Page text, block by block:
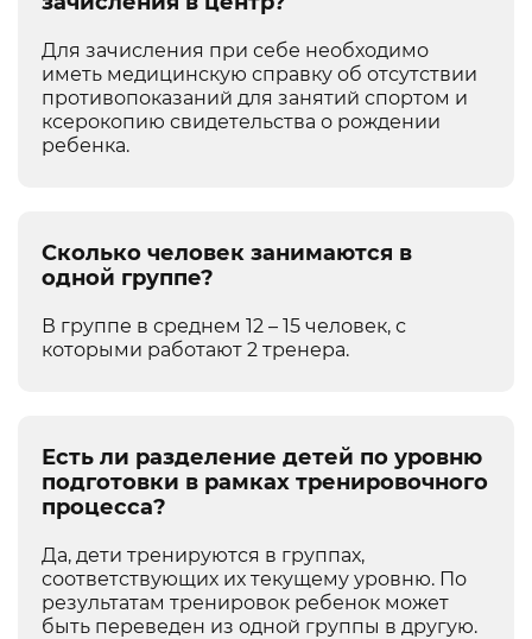
Для зачисления при себе необходимо
иметь медицинскую справку об отсутствии
противопоказаний для занятий спортом и
ксерокопию свидетельства о рождении
ребенка.
Сколько человек занимаются в
одной группе?
В группе в среднем 12 – 15 человек, с
которыми работают 2 тренера.
Есть ли разделение детей по уровню
подготовки в рамках тренировочного
процесса?
Да, дети тренируются в группах,
соответствующих их текущему уровню. По
результатам тренировок ребенок может
быть переведен из одной группы в другую.